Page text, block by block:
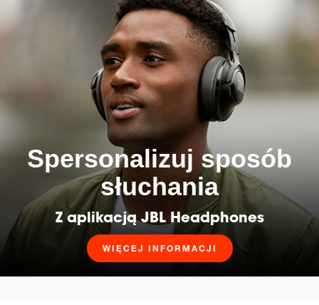
Spersonalizuj sposób
słuchania
Z aplikacją JBL Headphones
WIĘCEJ INFORMACJI